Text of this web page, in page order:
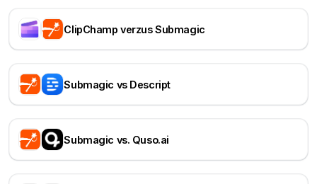
ClipChamp verzus Submagic
Submagic vs Descript
Submagic vs. Quso.ai